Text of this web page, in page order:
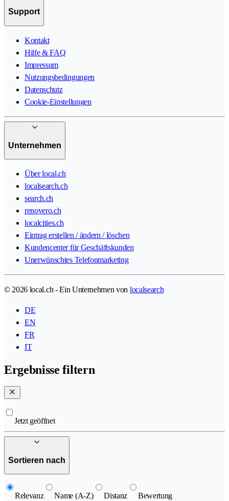
Support
Kontakt
Hilfe & FAQ
Impressum
Nutzungsbedingungen
Datenschutz
Cookie-Einstellungen
Unternehmen
Über local.ch
localsearch.ch
search.ch
renovero.ch
localcities.ch
Eintrag erstellen / ändern / löschen
Kundencenter für Geschäftskunden
Unerwünschtes Telefonmarketing
© 2026 local.ch - Ein Unternehmen von localsearch
DE
EN
FR
IT
Ergebnisse filtern
Jetzt geöffnet
Sortieren nach
Relevanz Name (A-Z) Distanz Bewertung